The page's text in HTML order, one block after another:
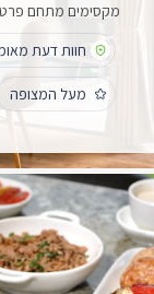
מקסימים מתחם
חוות דעת
מעל המצופה